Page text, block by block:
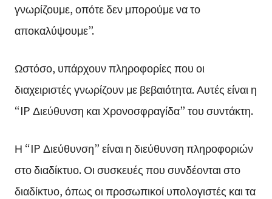
γνωρίζουμε, οπότε δεν μπορούμε να το
αποκαλύψουμε”.
Ωστόσο, υπάρχουν πληροφορίες που οι
διαχειριστές γνωρίζουν με βεβαιότητα. Αυτές είναι η
“IP Διεύθυνση και Χρονοσφραγίδα” του συντάκτη.
Η “IP Διεύθυνση” είναι η διεύθυνση πληροφοριών
στο διαδίκτυο. Οι συσκευές που συνδέονται στο
διαδίκτυο, όπως οι προσωπικοί υπολογιστές και τα